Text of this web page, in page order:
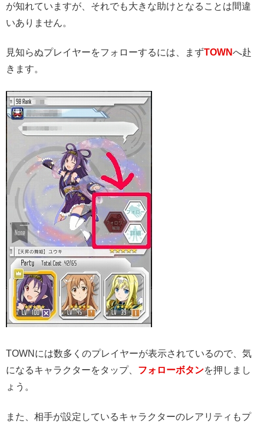
が知れていますが、それでも大きな助けとなることは間違
いありません。
見知らぬプレイヤーをフォローするには、まずTOWNへ赴
きます。
TOWNには数多くのプレイヤーが表示されているので、気
になるキャラクターをタップ、 フォローボタンを押しまし
ょう。
また、相手が設定しているキャラクターのレアリティもプ